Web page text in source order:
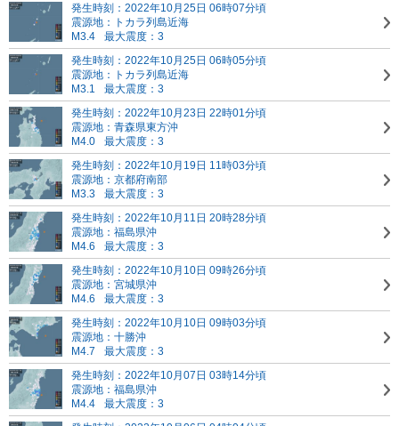
発生時刻：2022年10月25日 06時07分頃
震源地：トカラ列島近海
M3.4
最大震度：3
発生時刻：2022年10月25日 06時05分頃
震源地：トカラ列島近海
M3.1
最大震度：3
発生時刻：2022年10月23日 22時01分頃
震源地：青森県東方沖
M4.0
最大震度：3
発生時刻：2022年10月19日 11時03分頃
震源地：京都府南部
M3.3
最大震度：3
発生時刻：2022年10月11日 20時28分頃
震源地：福島県沖
M4.6
最大震度：3
発生時刻：2022年10月10日 09時26分頃
震源地：宮城県沖
M4.6
最大震度：3
発生時刻：2022年10月10日 09時03分頃
震源地：十勝沖
M4.7
最大震度：3
発生時刻：2022年10月07日 03時14分頃
震源地：福島県沖
M4.4
最大震度：3